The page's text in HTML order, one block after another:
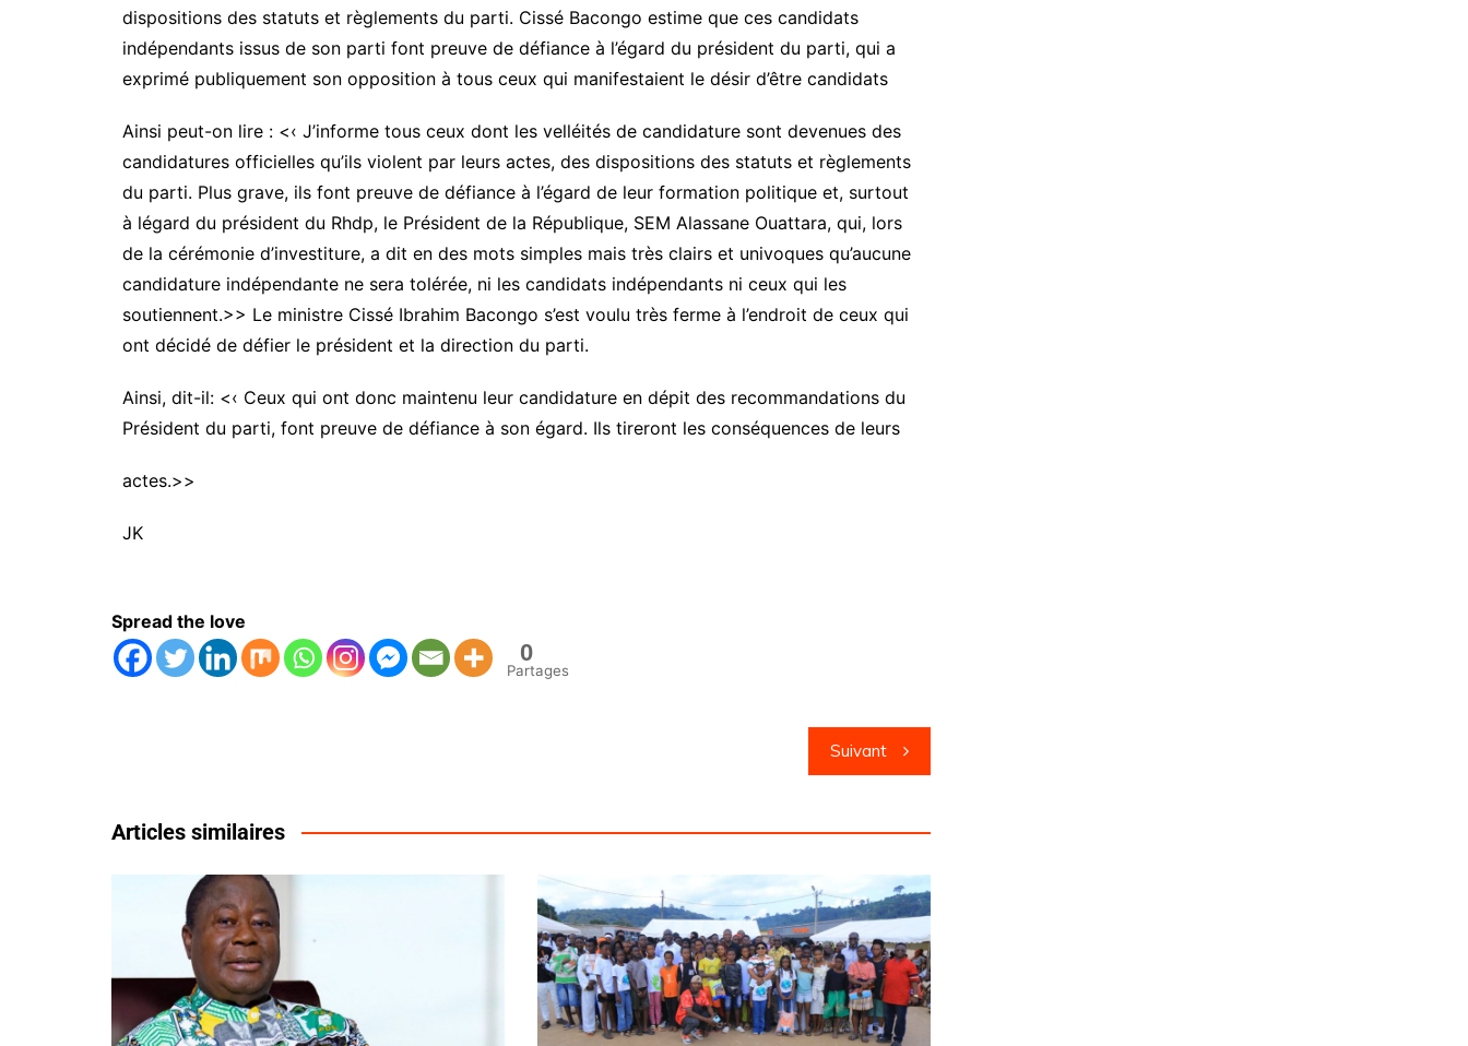
dispositions des statuts et règlements du parti. Cissé Bacongo estime que ces candidats
indépendants issus de son parti font preuve de défiance à l’égard du président du parti, qui a
exprimé publiquement son opposition à tous ceux qui manifestaient le désir d’être candidats
Ainsi peut-on lire : <‹ J’informe tous ceux dont les velléités de candidature sont devenues des
candidatures officielles qu’ils violent par leurs actes, des dispositions des statuts et règlements
du parti. Plus grave, ils font preuve de défiance à l’égard de leur formation politique et, surtout
à légard du président du Rhdp, le Président de la République, SEM Alassane Ouattara, qui, lors
de la cérémonie d’investiture, a dit en des mots simples mais très clairs et univoques qu’aucune
candidature indépendante ne sera tolérée, ni les candidats indépendants ni ceux qui les
soutiennent.>> Le ministre Cissé Ibrahim Bacongo s’est voulu très ferme à l’endroit de ceux qui
ont décidé de défier le président et la direction du parti.
Ainsi, dit-il: <‹ Ceux qui ont donc maintenu leur candidature en dépit des recommandations du
Président du parti, font preuve de défiance à son égard. Ils tireront les conséquences de leurs
actes.>>
JK
Spread the love
0
Partages
Suivant
Articles similaires